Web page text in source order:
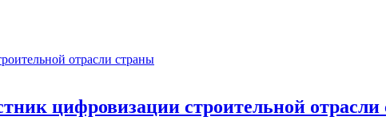
цифровизации строительной